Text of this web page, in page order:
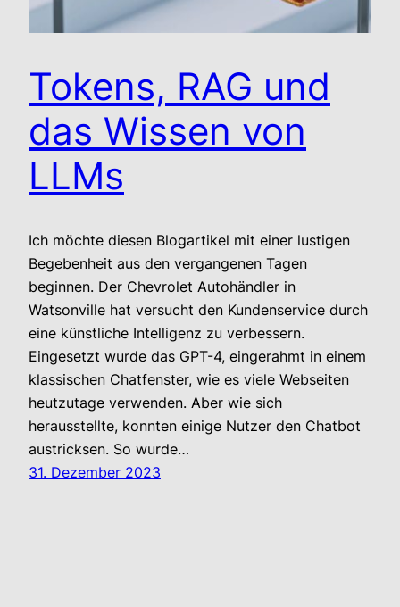
Tokens, RAG und
das Wissen von
LLMs
Ich möchte diesen Blogartikel mit einer lustigen
Begebenheit aus den vergangenen Tagen
beginnen. Der Chevrolet Autohändler in
Watsonville hat versucht den Kundenservice durch
eine künstliche Intelligenz zu verbessern.
Eingesetzt wurde das GPT-4, eingerahmt in einem
klassischen Chatfenster, wie es viele Webseiten
heutzutage verwenden. Aber wie sich
herausstellte, konnten einige Nutzer den Chatbot
austricksen. So wurde…
31. Dezember 2023